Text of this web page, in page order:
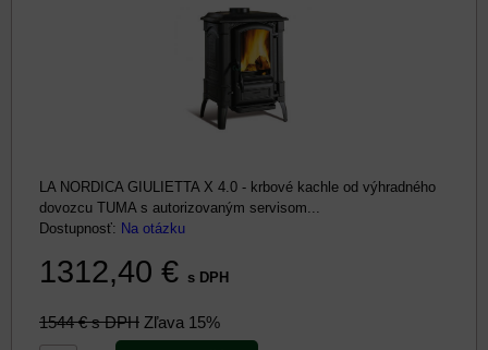
LA NORDICA GIULIETTA X 4.0 - krbové kachle od výhradného
dovozcu TUMA s autorizovaným servisom...
Dostupnosť: Na otázku
1312,40 € s DPH
1544 €s DPH Zľava 15%